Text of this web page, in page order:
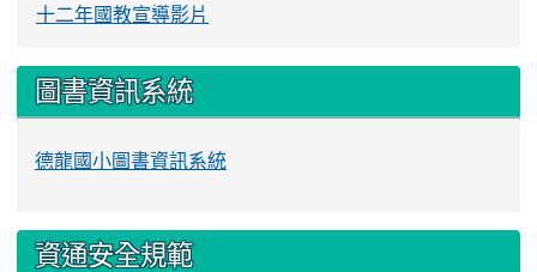
十二年國教宣導影片
圖書資訊系統
德龍國小圖書資訊系統
資通安全規範